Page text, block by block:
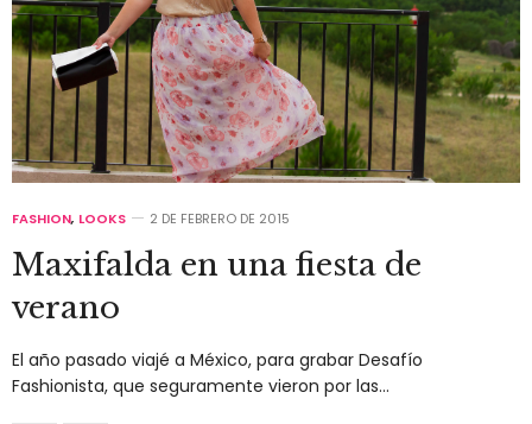
FASHION, LOOKS 2 DE FEBRERO DE 2015
Maxifalda en una fiesta de
verano
El año pasado viajé a México, para grabar Desafío
Fashionista, que seguramente vieron por las…